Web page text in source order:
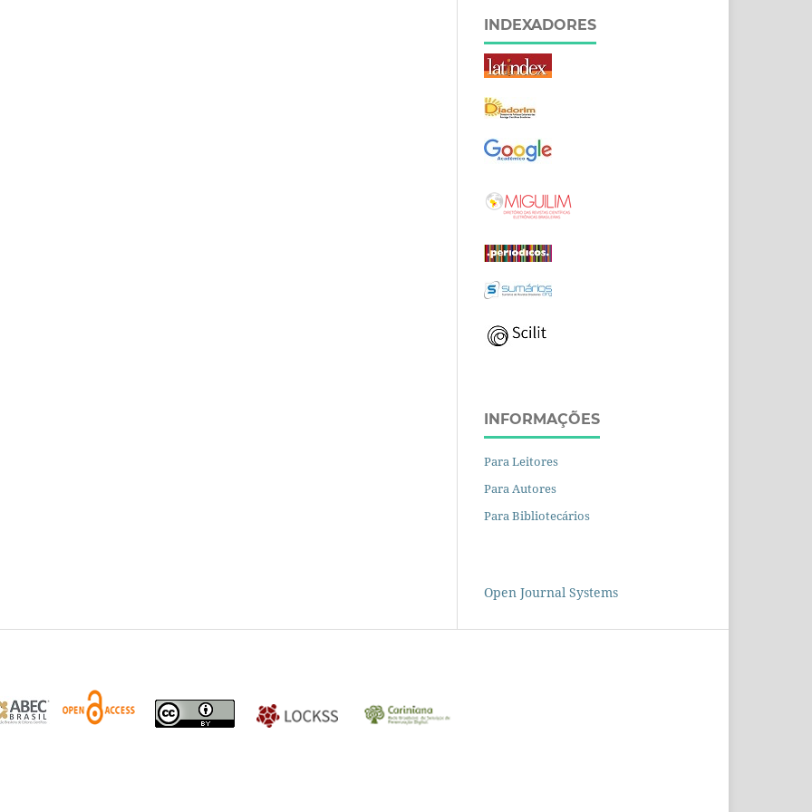
INDEXADORES
INFORMAÇÕES
Para Leitores
Para Autores
Para Bibliotecários
Open Journal Systems